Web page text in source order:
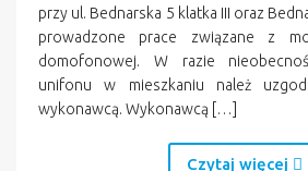
przy ul. Bednarska 5 klatka III oraz
prowadzone prace związane z
domofonowej. W razie
unifonu w mieszkaniu należ
wykonawcą. Wykonawcą […]
Czytaj więcej